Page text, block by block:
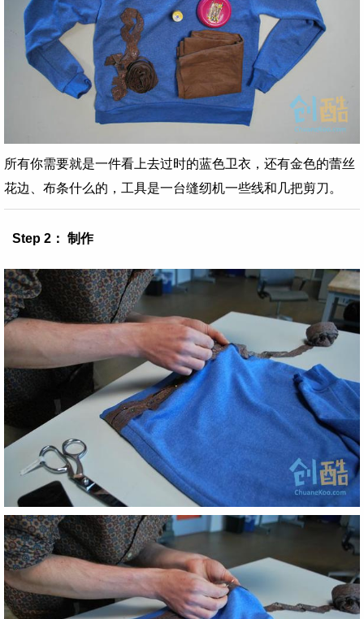
所有你需要就是一件看上去过时的蓝色卫衣，还有金色的蕾丝
花边、布条什么的，工具是一台缝纫机一些线和几把剪刀。
Step 2： 制作